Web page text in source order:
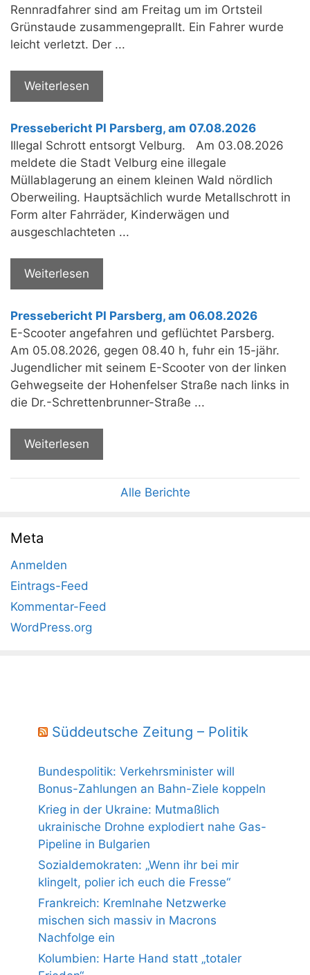
Rennradfahrer sind am Freitag um im Ortsteil
Grünstaude zusammengeprallt. Ein Fahrer wurde
leicht verletzt. Der ...
Weiterlesen
Pressebericht PI Parsberg, am 07.08.2026
Illegal Schrott entsorgt Velburg. Am 03.08.2026
meldete die Stadt Velburg eine illegale
Müllablagerung an einem kleinen Wald nördlich
Oberweiling. Hauptsächlich wurde Metallschrott in
Form alter Fahrräder, Kinderwägen und
ausgeschlachteten ...
Weiterlesen
Pressebericht PI Parsberg, am 06.08.2026
E-Scooter angefahren und geflüchtet Parsberg.
Am 05.08.2026, gegen 08.40 h, fuhr ein 15-jähr.
Jugendlicher mit seinem E-Scooter von der linken
Gehwegseite der Hohenfelser Straße nach links in
die Dr.-Schrettenbrunner-Straße ...
Weiterlesen
Alle Berichte
Meta
Anmelden
Eintrags-Feed
Kommentar-Feed
WordPress.org
Süddeutsche Zeitung – Politik
Bundespolitik: Verkehrsminister will
Bonus-Zahlungen an Bahn-Ziele koppeln
Krieg in der Ukraine: Mutmaßlich
ukrainische Drohne explodiert nahe Gas-
Pipeline in Bulgarien
Sozialdemokraten: „Wenn ihr bei mir
klingelt, polier ich euch die Fresse“
Frankreich: Kremlnahe Netzwerke
mischen sich massiv in Macrons
Nachfolge ein
Kolumbien: Harte Hand statt „totaler